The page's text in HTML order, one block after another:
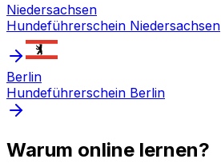
Niedersachsen
Hundeführerschein Niedersachsen
Berlin
Hundeführerschein Berlin
Warum online lernen?